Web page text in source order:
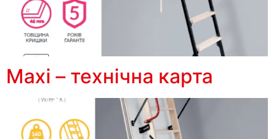
Maxi – технічна карта